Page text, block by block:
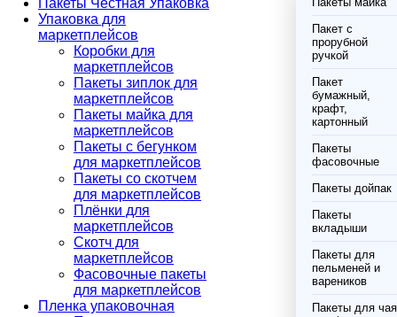
Пакеты Честная Упаковка
Упаковка для
маркетплейсов
Коробки для
маркетплейсов
Пакеты зиплок для
маркетплейсов
Пакеты майка для
маркетплейсов
Пакеты с бегунком
для маркетплейсов
Пакеты со скотчем
для маркетплейсов
Плёнки для
маркетплейсов
Скотч для
маркетплейсов
Фасовочные пакеты
для маркетплейсов
Пленка упаковочная
Пакет с
прорубной
ручкой
Пакет
бумажный,
крафт,
картонный
Пакеты
фасовочные
Пакеты дойпак
Пакеты
вкладыши
Пакеты для
пельменей и
вареников
Пакеты для чая